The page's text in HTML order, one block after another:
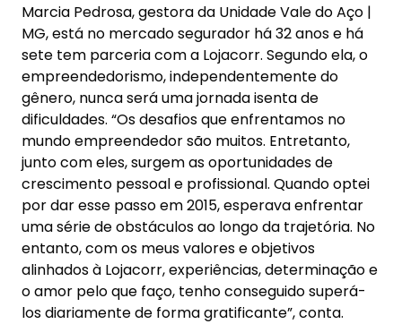
Marcia Pedrosa, gestora da Unidade Vale do Aço |
MG, está no mercado segurador há 32 anos e há
sete tem parceria com a Lojacorr. Segundo ela, o
empreendedorismo, independentemente do
gênero, nunca será uma jornada isenta de
dificuldades. “Os desafios que enfrentamos no
mundo empreendedor são muitos. Entretanto,
junto com eles, surgem as oportunidades de
crescimento pessoal e profissional. Quando optei
por dar esse passo em 2015, esperava enfrentar
uma série de obstáculos ao longo da trajetória. No
entanto, com os meus valores e objetivos
alinhados à Lojacorr, experiências, determinação e
o amor pelo que faço, tenho conseguido superá-
los diariamente de forma gratificante”, conta.